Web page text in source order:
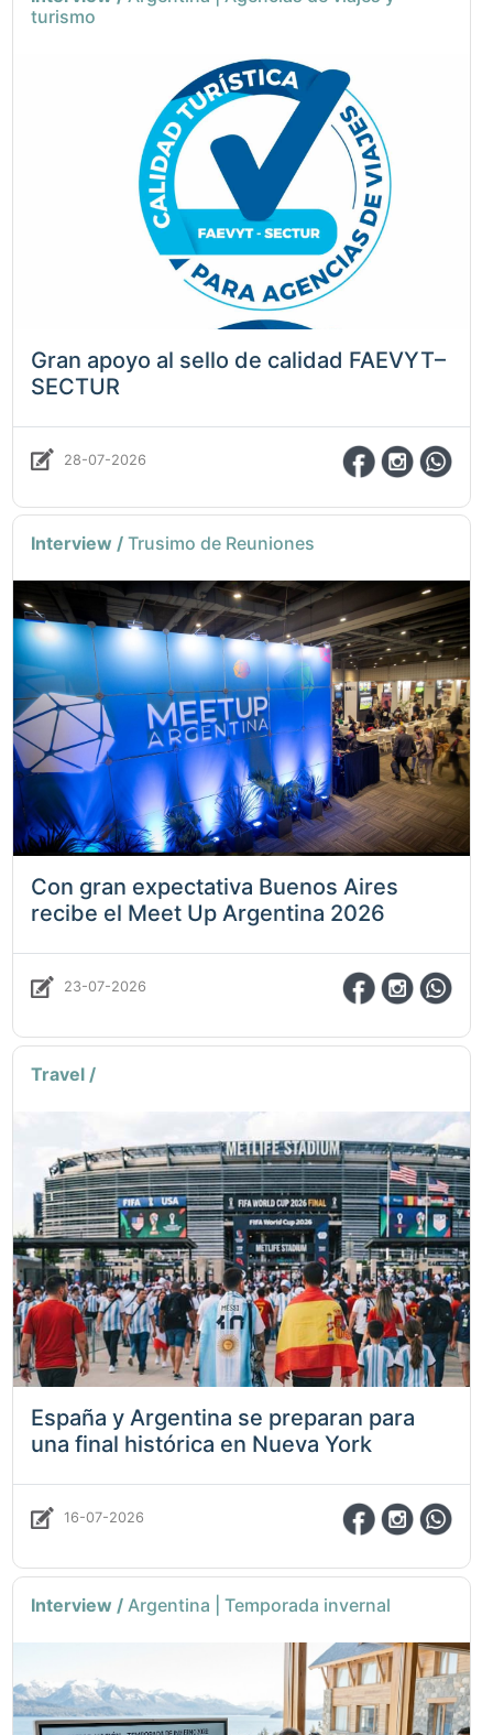
turismo
Gran apoyo al sello de calidad FAEVYT–
SECTUR
28-07-2026
Interview /Trusimo de Reuniones
Con gran expectativa Buenos Aires
recibe el Meet Up Argentina 2026
23-07-2026
Travel /
España y Argentina se preparan para
una final histórica en Nueva York
16-07-2026
Interview / Argentina | Temporada invernal